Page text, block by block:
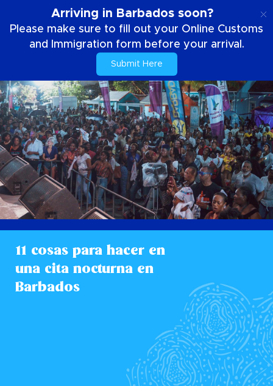
Arriving in Barbados soon?
Please make sure to fill out your Online Customs
and Immigration form before your arrival.
Submit Here
11 cosas para hacer en
una cita nocturna en
Barbados